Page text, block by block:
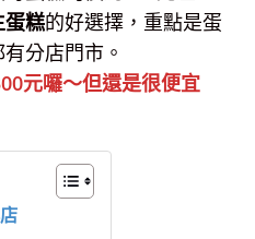
蛋糕的好選擇，重點是蛋
分店門市。
元囉～但還是很便宜